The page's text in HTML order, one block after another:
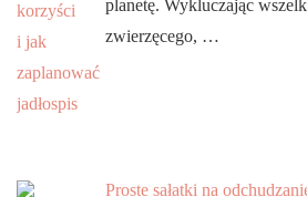
planetę. Wykluczając
zwierzęcego, …
Proste sałatki na